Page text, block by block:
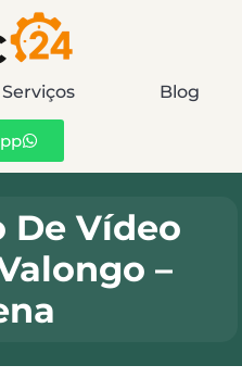
Serviços Blog
De Vídeo
–